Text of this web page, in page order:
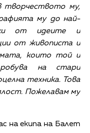
творчеството му,
му до най-
от идеите и
от живописта и
които той и
на стари
техника. Това
Пожелавам му
на екипа на Балет